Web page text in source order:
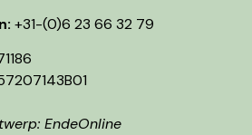
+31-(0)6 23 66 32 79
EndeOnline